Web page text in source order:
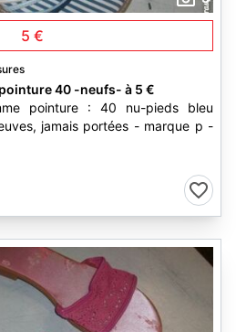
5 €
40 -neufs- à 5 €
pointure : 40 nu-pieds bleu
jamais portées - marque p -